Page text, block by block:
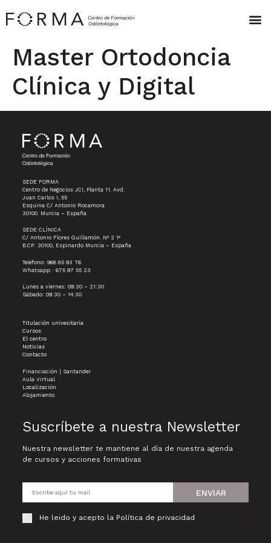
Master Ortodoncia
Clínica y Digital
SEDE FORMA
Centro de Negocios JCI, Planta 11. Avd.
Juan Carlos I, 55
Esquina C/ Antonio Rocamora
30100. Murcia – España
SEDE CLÍNICA
C/ Antonio Flores Guillamón. Nº 2 1º
B.CP: 30100, Espinardo Murcia – España
Teléfono: 968 85 93 76
Whatsapp : 675 97 55 23
Lunes a viernes: 09:30 – 21:30
Sábado: 09:30 – 14:30
Titulación univesitaria
Cursos
El centro
Noticias
Contacto
Financiación | Santander
Aula Virtual
Localización
Alojamiento
Suscríbete a nuestra Newsletter
Nuestra newsletter te mantiene al día de nuestra agenda
de cursos y acciones formativas
He leido y acepto la Política de privacidad
ENVIAR